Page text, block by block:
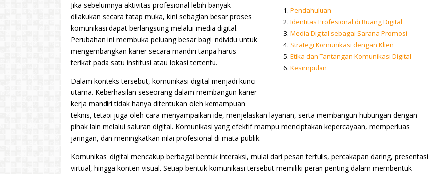
Pendahuluan
Identitas Profesional di Ruang Digital
Media Digital sebagai Sarana Promosi
Strategi Komunikasi dengan Klien
Etika dan Tantangan Komunikasi Digital
Kesimpulan
Jika sebelumnya aktivitas profesional lebih banyak
dilakukan secara tatap muka, kini sebagian besar proses
komunikasi dapat berlangsung melalui media digital.
Perubahan ini membuka peluang besar bagi individu untuk
mengembangkan karier secara mandiri tanpa harus
terikat pada satu institusi atau lokasi tertentu.
Dalam konteks tersebut, komunikasi digital menjadi kunci
utama. Keberhasilan seseorang dalam membangun karier
kerja mandiri tidak hanya ditentukan oleh kemampuan
teknis, tetapi juga oleh cara menyampaikan ide, menjelaskan layanan, serta membangun hubungan dengan
pihak lain melalui saluran digital. Komunikasi yang efektif mampu menciptakan kepercayaan, memperluas
jaringan, dan meningkatkan nilai profesional di mata publik.
Komunikasi digital mencakup berbagai bentuk interaksi, mulai dari pesan tertulis, percakapan daring, presentasi
virtual, hingga konten visual. Setiap bentuk komunikasi tersebut memiliki peran penting dalam membentuk